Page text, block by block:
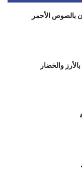
بالصوص الأحمر
والخضار